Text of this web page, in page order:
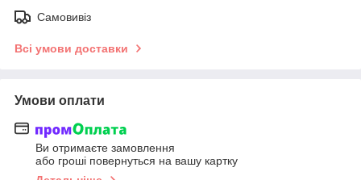
Самовивіз
Всі умови доставки
Умови оплати
Ви отримаєте замовлення
або гроші повернуться на вашу картку